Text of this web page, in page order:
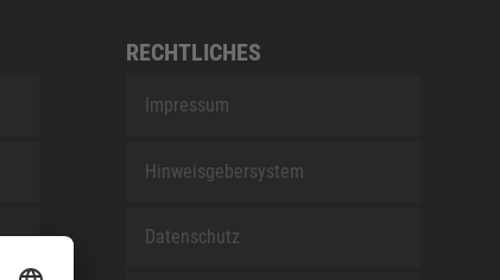
RECHTLICHES
Impressum
Hinweisgebersystem
Datenschutz